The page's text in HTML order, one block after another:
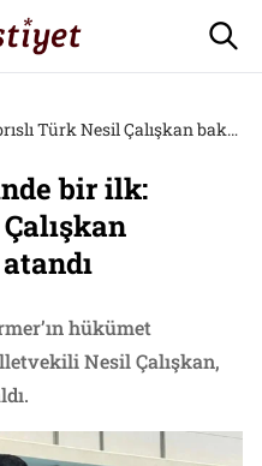
İngiltere hükümetinde bir ilk: Kıbrıslı Türk Nesil Çalışkan bakanlık görevine atandı
bir ilk:
hükümet
Nesil Çalışkan,